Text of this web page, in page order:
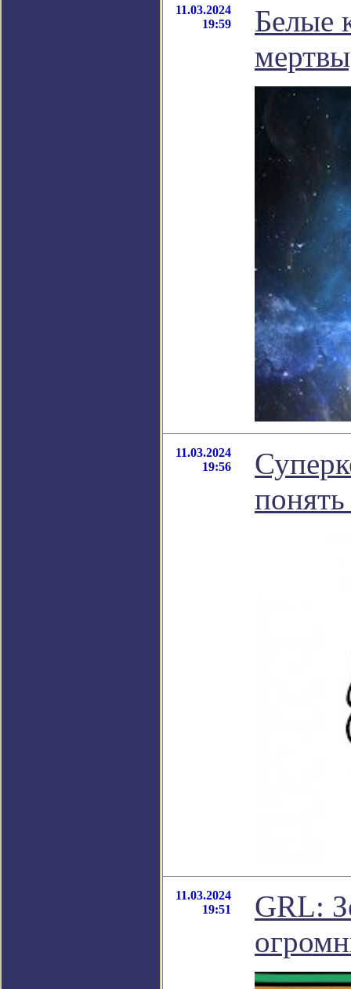
11.03.2024
19:59
Белые
11.03.2024
19:56
понять
11.03.2024
19:51
GRL: